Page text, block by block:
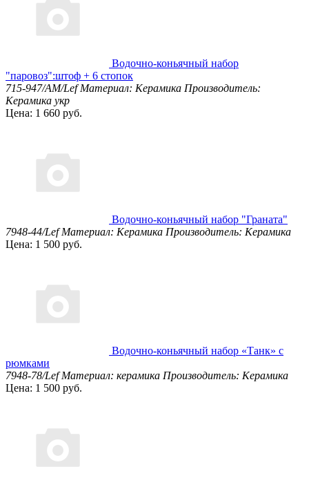
Водочно-коньячный набор
"паровоз":штоф + 6 стопок
715-947/AM/Lef Материал: Керамика Производитель:
Керамика укр
Цена: 1 660 руб.
Водочно-коньячный набор "Граната"
7948-44/Lef Материал: Керамика Производитель: Керамика
Цена: 1 500 руб.
Водочно-коньячный набор «Танк» с
рюмками
7948-78/Lef Материал: керамика Производитель: Керамика
Цена: 1 500 руб.